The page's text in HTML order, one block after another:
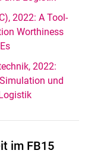
2022: A Tool-
Worthiness
2022:
und
im FB15